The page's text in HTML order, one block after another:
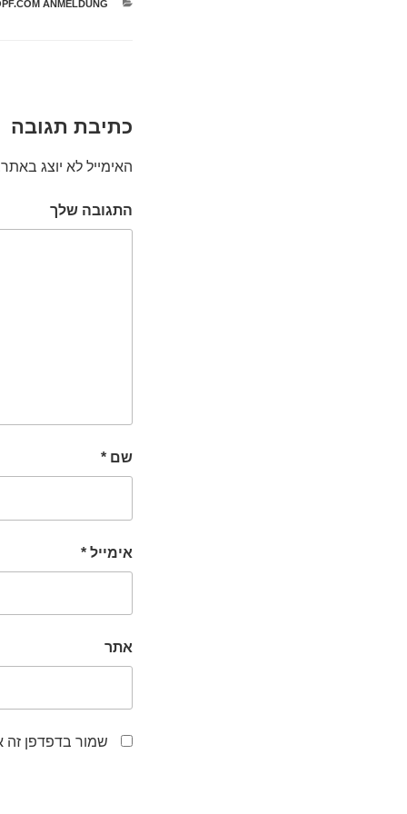
קטגוריות
ANMELDUNG
כתיבת תגובה
האימייל לא יוצג
התגובה שלך
שם *
אימייל *
אתר
שמור בדפדפן